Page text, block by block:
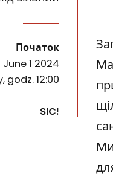
у світі? На День
Початок
June 1 2024
godz. 12:00
SIC!